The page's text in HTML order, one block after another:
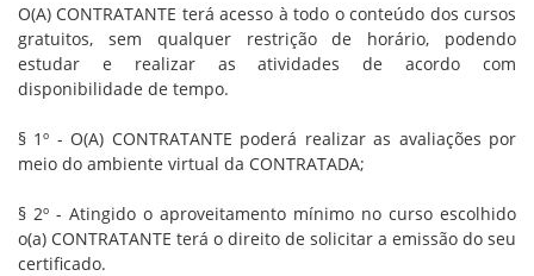
O(A) CONTRATANTE terá acesso à todo o conteúdo dos cursos
gratuitos, sem qualquer restrição de horário, podendo
estudar e realizar as atividades de acordo com
disponibilidade de tempo.
§ 1º - O(A) CONTRATANTE poderá realizar as avaliações por
meio do ambiente virtual da CONTRATADA;
§ 2º - Atingido o aproveitamento mínimo no curso escolhido
o(a) CONTRATANTE terá o direito de solicitar a emissão do seu
certificado.